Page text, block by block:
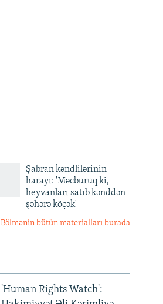
Şabran kəndlilərinin
harayı: 'Məcburuq ki,
heyvanları satıb kənddən
şəhərə köçək'
Bölmənin bütün materialları burada
'Human Rights Watch':